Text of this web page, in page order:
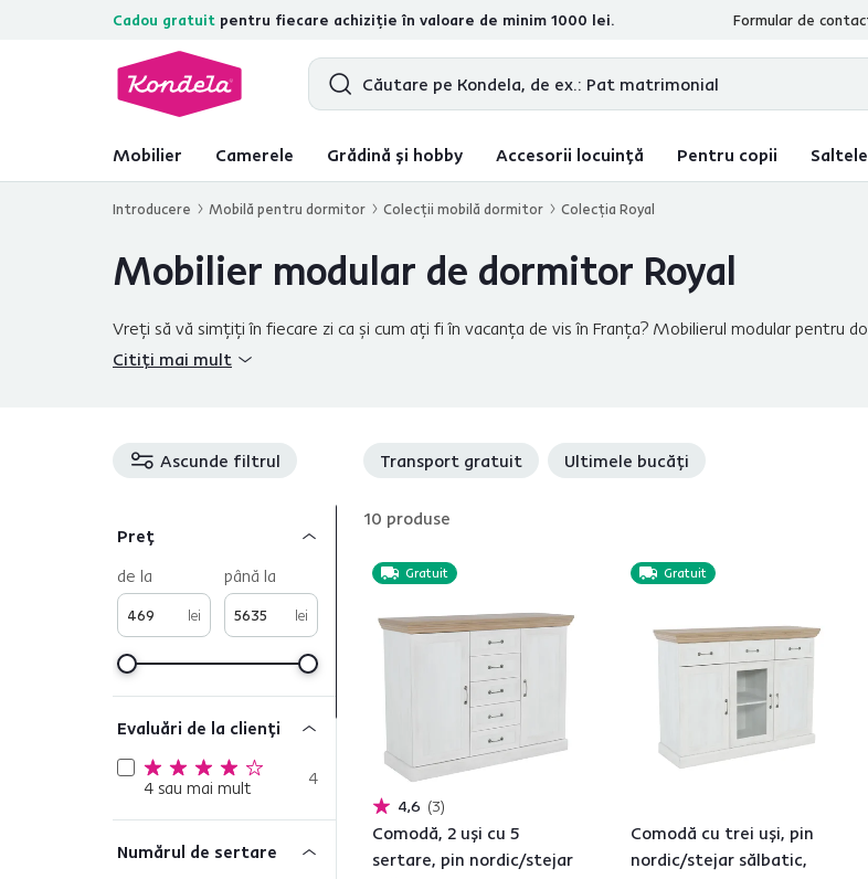
Cadou gratuit pentru fiecare achiziție în valoare de minim 1000 lei.
4,7 31.157recenzii de produs verificate Formular de
Mobilier Camerele Grădină și hobby Accesorii locuință Pentru copii Saltele
Introducere Mobilă pentru dormitor Colecţii mobilă dormitor Colecţia Royal
Mobilier modular de dormitor Royal
Vreţi să vă simţiţi în fiecare zi ca şi cum aţi fi în vacanţa de vis în Franţa? Mobilierul modular pentru
elegantă, franţuzească, oricărui tip de interior. Nu ezitaţi să transformaţi dormitorul într-o oază de
Citiți mai mult
Ascunde filtrul Transport gratuit Ultimele bucăți
Preț
lei
de la
lei
până la
Evaluări de la clienți
4 sau mai mult 4
Numărul de sertare
10 produse
Gratuit
4,6 3
Comodă, 2 uşi cu 5
sertare, pin nordic/stejar
Gratuit
Comodă cu trei uşi, pin
nordic/stejar sălbatic,